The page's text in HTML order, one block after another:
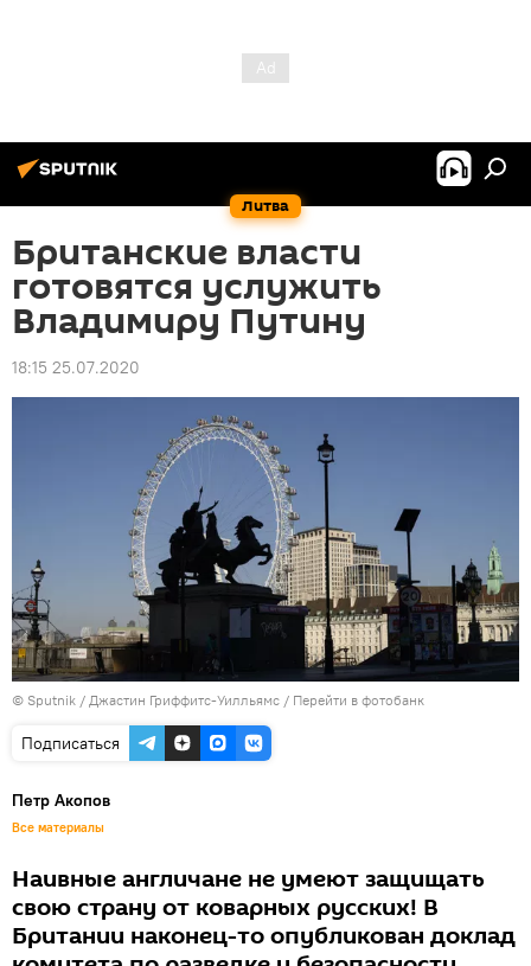
Литва
Британские власти
готовятся услужить
Владимиру Путину
18:15 25.07.2020
© Sputnik / Джастин Гриффитс-Уилльямс / Перейти в фотобанк
Подписаться
Петр Акопов
Все материалы
Наивные англичане не умеют защищать
свою страну от коварных русских! В
Британии наконец-то опубликован доклад